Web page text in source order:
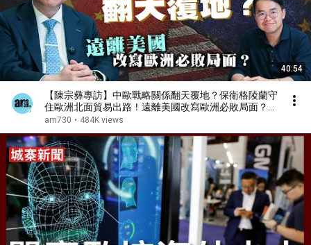
40:54
【陳宗彝專訪】中歐戰略關係翻天覆地？保衛格陵蘭守
住歐洲北面貿易出路！遠離美國改寫歐洲必敗局面？丨
陳宗彝丨中歐關係丨格陵蘭丨歐俄新關係丨歐俄新冷戰
am730 • 484K views